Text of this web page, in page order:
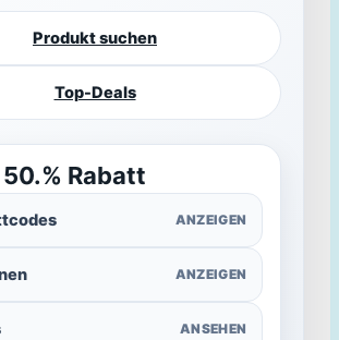
Produkt suchen
Top-Deals
Rabatt
ANZEIGEN
ANZEIGEN
ANSEHEN